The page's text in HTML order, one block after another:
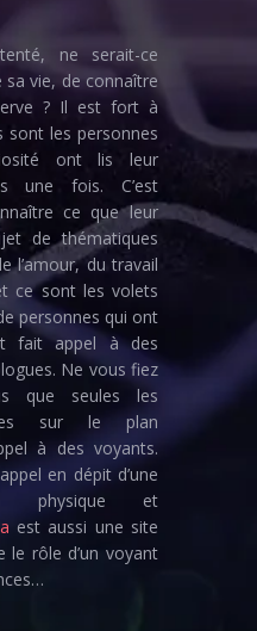
ne serait-ce
sa vie, de connaître
? Il est fort à
sont les personnes
ont lis leur
une fois. C’est
ce que leur
de thématiques
l’amour, du travail
ce sont les volets
personnes qui ont
fait appel à des
Ne vous fiez
que seules les
sur le plan
à des voyants.
en dépit d’une
physique et
est aussi une site
le rôle d’un voyant